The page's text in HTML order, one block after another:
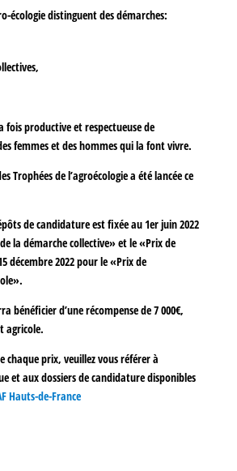
écologie distinguent des démarches:
fois productive et respectueuse de
femmes et des hommes qui la font vivre.
Trophées de l’agroécologie a été lancée ce
de candidature est fixée au1er juin 2022
la démarche collective» et le «Prix de
décembre 2022pour le «Prix de
».
bénéficier d’unerécompense de 7 000€,
agricole.
chaque prix, veuillez vous référer à
et aux dossiers de candidature disponibles
Hauts-de-France